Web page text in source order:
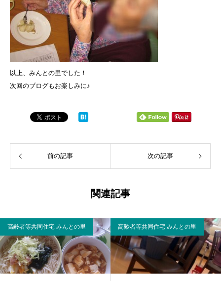
以上、みんとの里でした！
次回のブログもお楽しみに♪
前の記事 次の記事
関連記事
高齢者等共同住宅 みんとの里 高齢者等共同住宅 みんとの里